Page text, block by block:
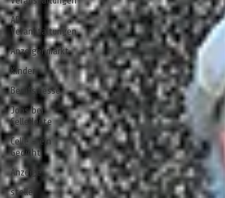
AD-
Veranstaltungen
Anzeigenmarkt
Kinder
Berufsmesse
Jobs bei
CelleHeute
Celle - ein
Gedicht
Anzeige
stelle